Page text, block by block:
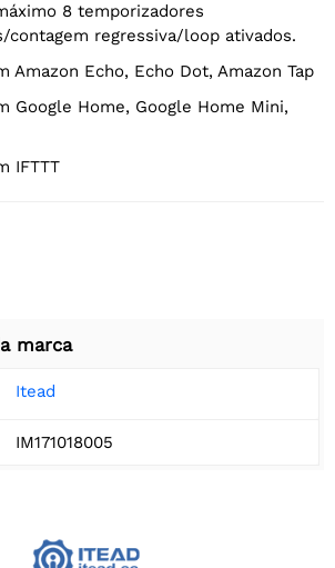
contagem regressiva/loop ativados.
Amazon Echo, Echo Dot, Amazon Tap
IFTTT
marca
Itead
IM171018005